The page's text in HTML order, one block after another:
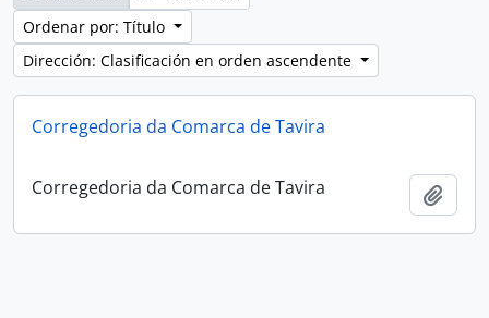
Ordenar por: Título
Dirección: Clasificación en orden ascendente
Corregedoria da Comarca de Tavira
Corregedoria da Comarca de Tavira